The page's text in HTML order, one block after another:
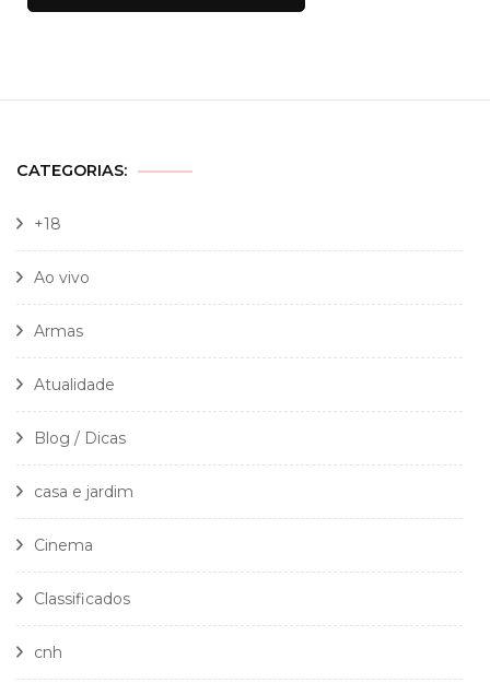
CATEGORIAS:
+18
Ao vivo
Armas
Atualidade
Blog / Dicas
casa e jardim
Cinema
Classificados
cnh